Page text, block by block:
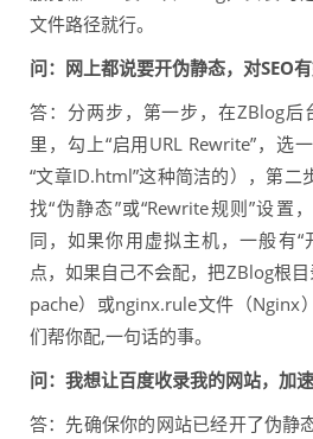
文件路径就行。
问：网上都说要开伪静态，对SEO
答：分两步，第一步，在ZBlog后
里，勾上“启用URL Rewrite”，选
“文章ID.html”这种简洁的），第二
找“伪静态”或“Rewrite规则”设置
同，如果你用虚拟主机，一般有“
点，如果自己不会配，把ZBlog根
pache）或nginx.rule文件（Nginx
们帮你配,一句话的事。
问：我想让百度收录我的网站，加
答：先确保你的网站已经开了伪静